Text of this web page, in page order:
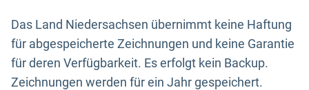
Das Land Niedersachsen übernimmt keine Haftung
für abgespeicherte Zeichnungen und keine Garantie
für deren Verfügbarkeit. Es erfolgt kein Backup.
Zeichnungen werden für ein Jahr gespeichert.